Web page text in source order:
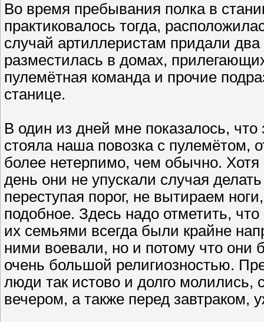
Во время пребывания полка в
практиковалось тогда,
случай артиллеристам придали
разместилась в домах,
пулемётная команда и прочие
станице.
В один из дней мне показалось,
стояла наша повозка с пулемётом,
более нетерпимо, чем обычно.
день они не упускали случая
переступая порог, не вытираем
подобное. Здесь надо отметить,
их семьями всегда были крайне
ними воевали, но и потому что
очень большой религиозностью.
люди так истово и долго молились,
вечером, а также перед завтраком,